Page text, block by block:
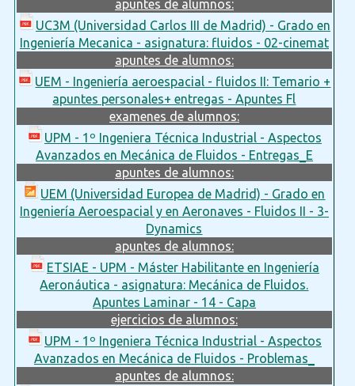
apuntes de alumnos:
UC3M (Universidad Carlos III de Madrid) - Grado en
Ingeniería Mecanica - asignatura: fluidos - 02-cinemat
apuntes de alumnos:
UEM - Ingeniería aeroespacial - fluidos II: Temario +
apuntes personales+ entregas - Apuntes Fl
examenes de alumnos:
UPM - 1º Ingeniera Técnica Industrial - Aspectos
Avanzados en Mecánica de Fluidos - Entregas_E
apuntes de alumnos:
UEM (Universidad Europea de Madrid) - Grado en
Ingeniería Aeroespacial y en Aeronaves - Fluidos II - 3-
Dynamics
apuntes de alumnos:
ETSIAE - UPM - Máster Habilitante en Ingeniería
Aeronáutica - asignatura: Mecánica de Fluidos.
Apuntes Laminar - 14 - Capa
ejercicios de alumnos:
UPM - 1º Ingeniera Técnica Industrial - Aspectos
Avanzados en Mecánica de Fluidos - Problemas_
apuntes de alumnos: